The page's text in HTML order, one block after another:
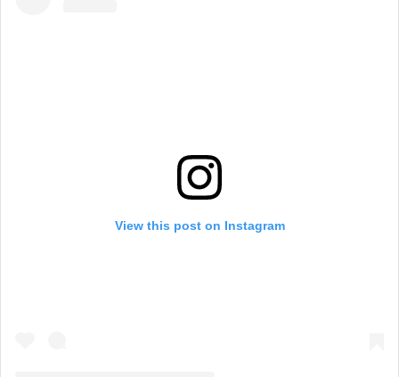
View this post on Instagram